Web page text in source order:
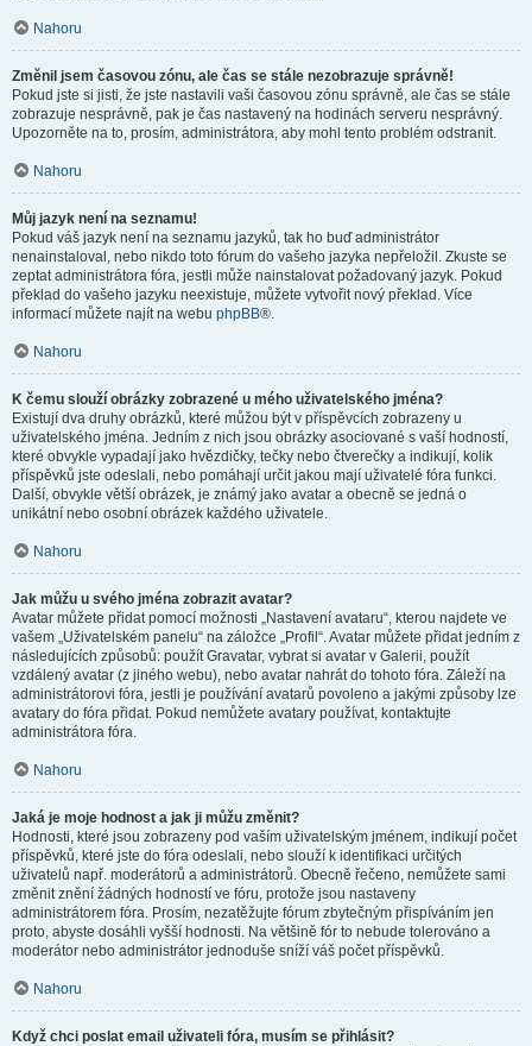
Nahoru
Změnil jsem časovou zónu, ale čas se stále nezobrazuje správně!
Pokud jste si jisti, že jste nastavili vaši časovou zónu správně, ale čas se stále
zobrazuje nesprávně, pak je čas nastavený na hodinách serveru nesprávný.
Upozorněte na to, prosím, administrátora, aby mohl tento problém odstranit.
Nahoru
Můj jazyk není na seznamu!
Pokud váš jazyk není na seznamu jazyků, tak ho buď administrátor
nenainstaloval, nebo nikdo toto fórum do vašeho jazyka nepřeložil. Zkuste se
zeptat administrátora fóra, jestli může nainstalovat požadovaný jazyk. Pokud
překlad do vašeho jazyku neexistuje, můžete vytvořit nový překlad. Více
informací můžete najít na webu phpBB®.
Nahoru
K čemu slouží obrázky zobrazené u mého uživatelského jména?
Existují dva druhy obrázků, které můžou být v příspěvcích zobrazeny u
uživatelského jména. Jedním z nich jsou obrázky asociované s vaší hodností,
které obvykle vypadají jako hvězdičky, tečky nebo čtverečky a indikují, kolik
příspěvků jste odeslali, nebo pomáhají určit jakou mají uživatelé fóra funkci.
Další, obvykle větší obrázek, je známý jako avatar a obecně se jedná o
unikátní nebo osobní obrázek každého uživatele.
Nahoru
Jak můžu u svého jména zobrazit avatar?
Avatar můžete přidat pomocí možnosti „Nastavení avataru“, kterou najdete ve
vašem „Uživatelském panelu“ na záložce „Profil“. Avatar můžete přidat jedním z
následujících způsobů: použít Gravatar, vybrat si avatar v Galerii, použít
vzdálený avatar (z jiného webu), nebo avatar nahrát do tohoto fóra. Záleží na
administrátorovi fóra, jestli je používání avatarů povoleno a jakými způsoby lze
avatary do fóra přidat. Pokud nemůžete avatary používat, kontaktujte
administrátora fóra.
Nahoru
Jaká je moje hodnost a jak ji můžu změnit?
Hodnosti, které jsou zobrazeny pod vaším uživatelským jménem, indikují počet
příspěvků, které jste do fóra odeslali, nebo slouží k identifikaci určitých
uživatelů např. moderátorů a administrátorů. Obecně řečeno, nemůžete sami
změnit znění žádných hodností ve fóru, protože jsou nastaveny
administrátorem fóra. Prosím, nezatěžujte fórum zbytečným přispíváním jen
proto, abyste dosáhli vyšší hodnosti. Na většině fór to nebude tolerováno a
moderátor nebo administrátor jednoduše sníží váš počet příspěvků.
Nahoru
Když chci poslat email uživateli fóra, musím se přihlásit?